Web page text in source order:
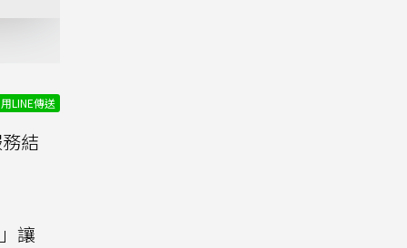
用LINE傳送
結
讓